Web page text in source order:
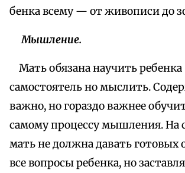
бенка всему — от живописи до
Мышление.
Мать обязана научить ребенка
самостоятель но мыслить.
важно, но гораздо важнее
самому процессу мышления. На
мать не должна давать готовых
все вопросы ребенка, но